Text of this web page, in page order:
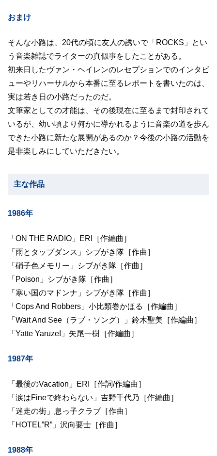
おまけ
そんな小路は、20代の頃に友人の誘いで「ROCKS」とい
う音楽雑誌でライターの真似事をしたことがある。
初来日したヴァン・ヘイレンのレセプションでのインタビ
ューやリハーサルから本番に至るレポートを書いたのは、
実は若き日の小路だったのだ。
文筆家としての才能は、その後現在に至るまで封印されて
いるが、幼い頃より何かに導かれるように音楽の道を歩ん
できた小路に新たな展開があるのか？今後の小路の活動を
是非楽しみにしていただきたい。
主な作品
1986年
「ON THE RADIO」ERI［作編曲］
「雨とタップダンス」シブがき隊［作曲］
「硝子色メモリー」シブがき隊［作曲］
「Poison」シブがき隊［作曲］
「寒い国のマドンナ」シブがき隊［作曲］
「Cops And Robbers」小比類巻かほる［作編曲］
「Wait And See（ラブ・ソング）」鈴木聖美［作編曲］
「Yatte Yaruze!」矢尾一樹［作編曲］
1987年
「最後のVacation」ERI［作詞/作編曲］
「涙はFineで終わらない」吉野千代乃［作編曲］
「迷走の街」息っ子クラブ［作曲］
「HOTEL”R”」沢向要士［作曲］
1988年